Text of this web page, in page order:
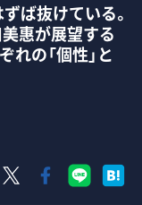
ば抜けている。
惠が展望する
の「個性」と